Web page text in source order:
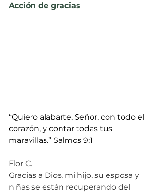
Acción de gracias
“Quiero alabarte, Señor, con todo el
corazón, y contar todas tus
maravillas.” Salmos 9:1
Flor C.
Gracias a Dios, mi hijo, su esposa y
niñas se están recuperando del